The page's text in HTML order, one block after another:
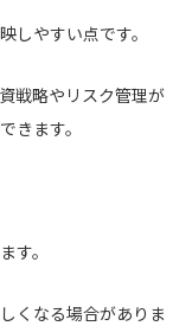
しやすい点です。
戦略やリスク管理が
きます。
す。
くなる場合がありま